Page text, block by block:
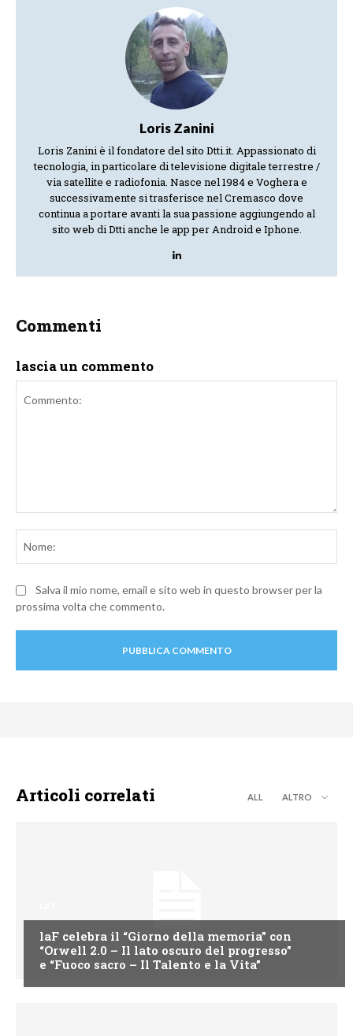
Loris Zanini
Loris Zanini è il fondatore del sito Dtti.it. Appassionato di
tecnologia, in particolare di televisione digitale terrestre /
via satellite e radiofonia. Nasce nel 1984 e Voghera e
successivamente si trasferisce nel Cremasco dove
continua a portare avanti la sua passione aggiungendo al
sito web di Dtti anche le app per Android e Iphone.
Commenti
lascia un commento
Salva il mio nome, email e sito web in questo browser per la
prossima volta che commento.
Articoli correlati ALL ALTRO
laF celebra il “Giorno della memoria” con
“Orwell 2.0 – Il lato oscuro del progresso”
e “Fuoco sacro – Il Talento e la Vita”